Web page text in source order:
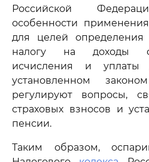
Российской
особенности
для целей
налогу на доходы
исчисления и уплаты
установленном
регулируют вопросы,
страховых взносов и
пенсии.
Таким образом,